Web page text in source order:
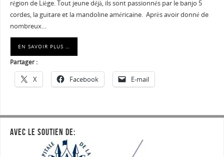
région de Liège. Tout jeune déjà, ils sont passionnés par le banjo 5
cordes, la guitare et la mandoline américaine. Après avoir donné de
nombreux…
EN SAVOIR PLUS …
Partager :
X Facebook E-mail
AVEC LE SOUTIEN DE: